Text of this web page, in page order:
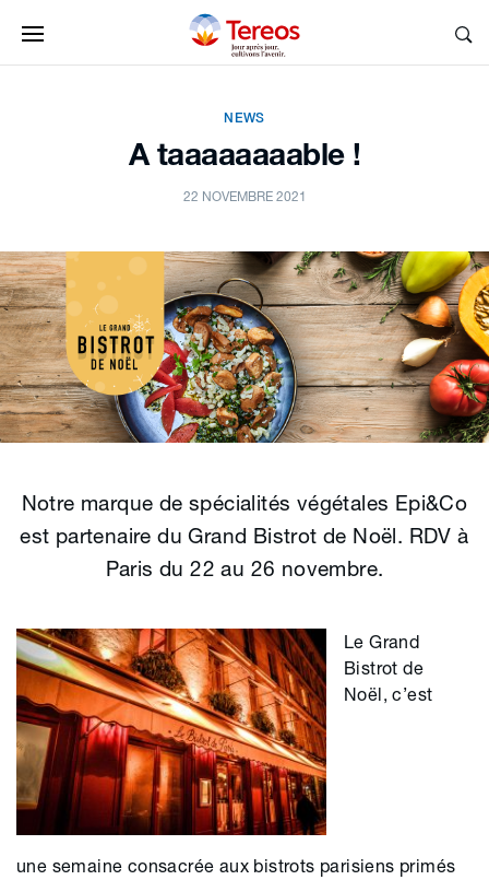
NEWS
A taaaaaaaable !
22 NOVEMBRE 2021
Notre marque de spécialités végétales Epi&Co
est partenaire du Grand Bistrot de Noël. RDV à
Paris du 22 au 26 novembre.
Le Grand
Bistrotde
Noël, c’est
une semaine consacrée aux bistrots parisiens primés